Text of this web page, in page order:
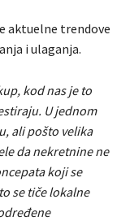
aktuelne trendove
i ulaganja.
kod nas je to
U jednom
ali pošto velika
da nekretnine ne
koji se
se tiče lokalne